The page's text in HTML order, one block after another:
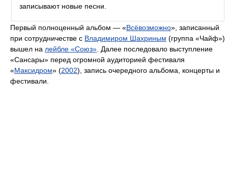
записывают новые песни.
Первый полноценный альбом — «Всёвозможно», записанный
при сотрудничестве с Владимиром Шахриным (группа «Чайф»)
вышел на лейбле «Союз» . Далее последовало выступление
«Сансары» перед огромной аудиторией фестиваля
«Максидром» (2002), запись очередного альбома, концерты и
фестивали.